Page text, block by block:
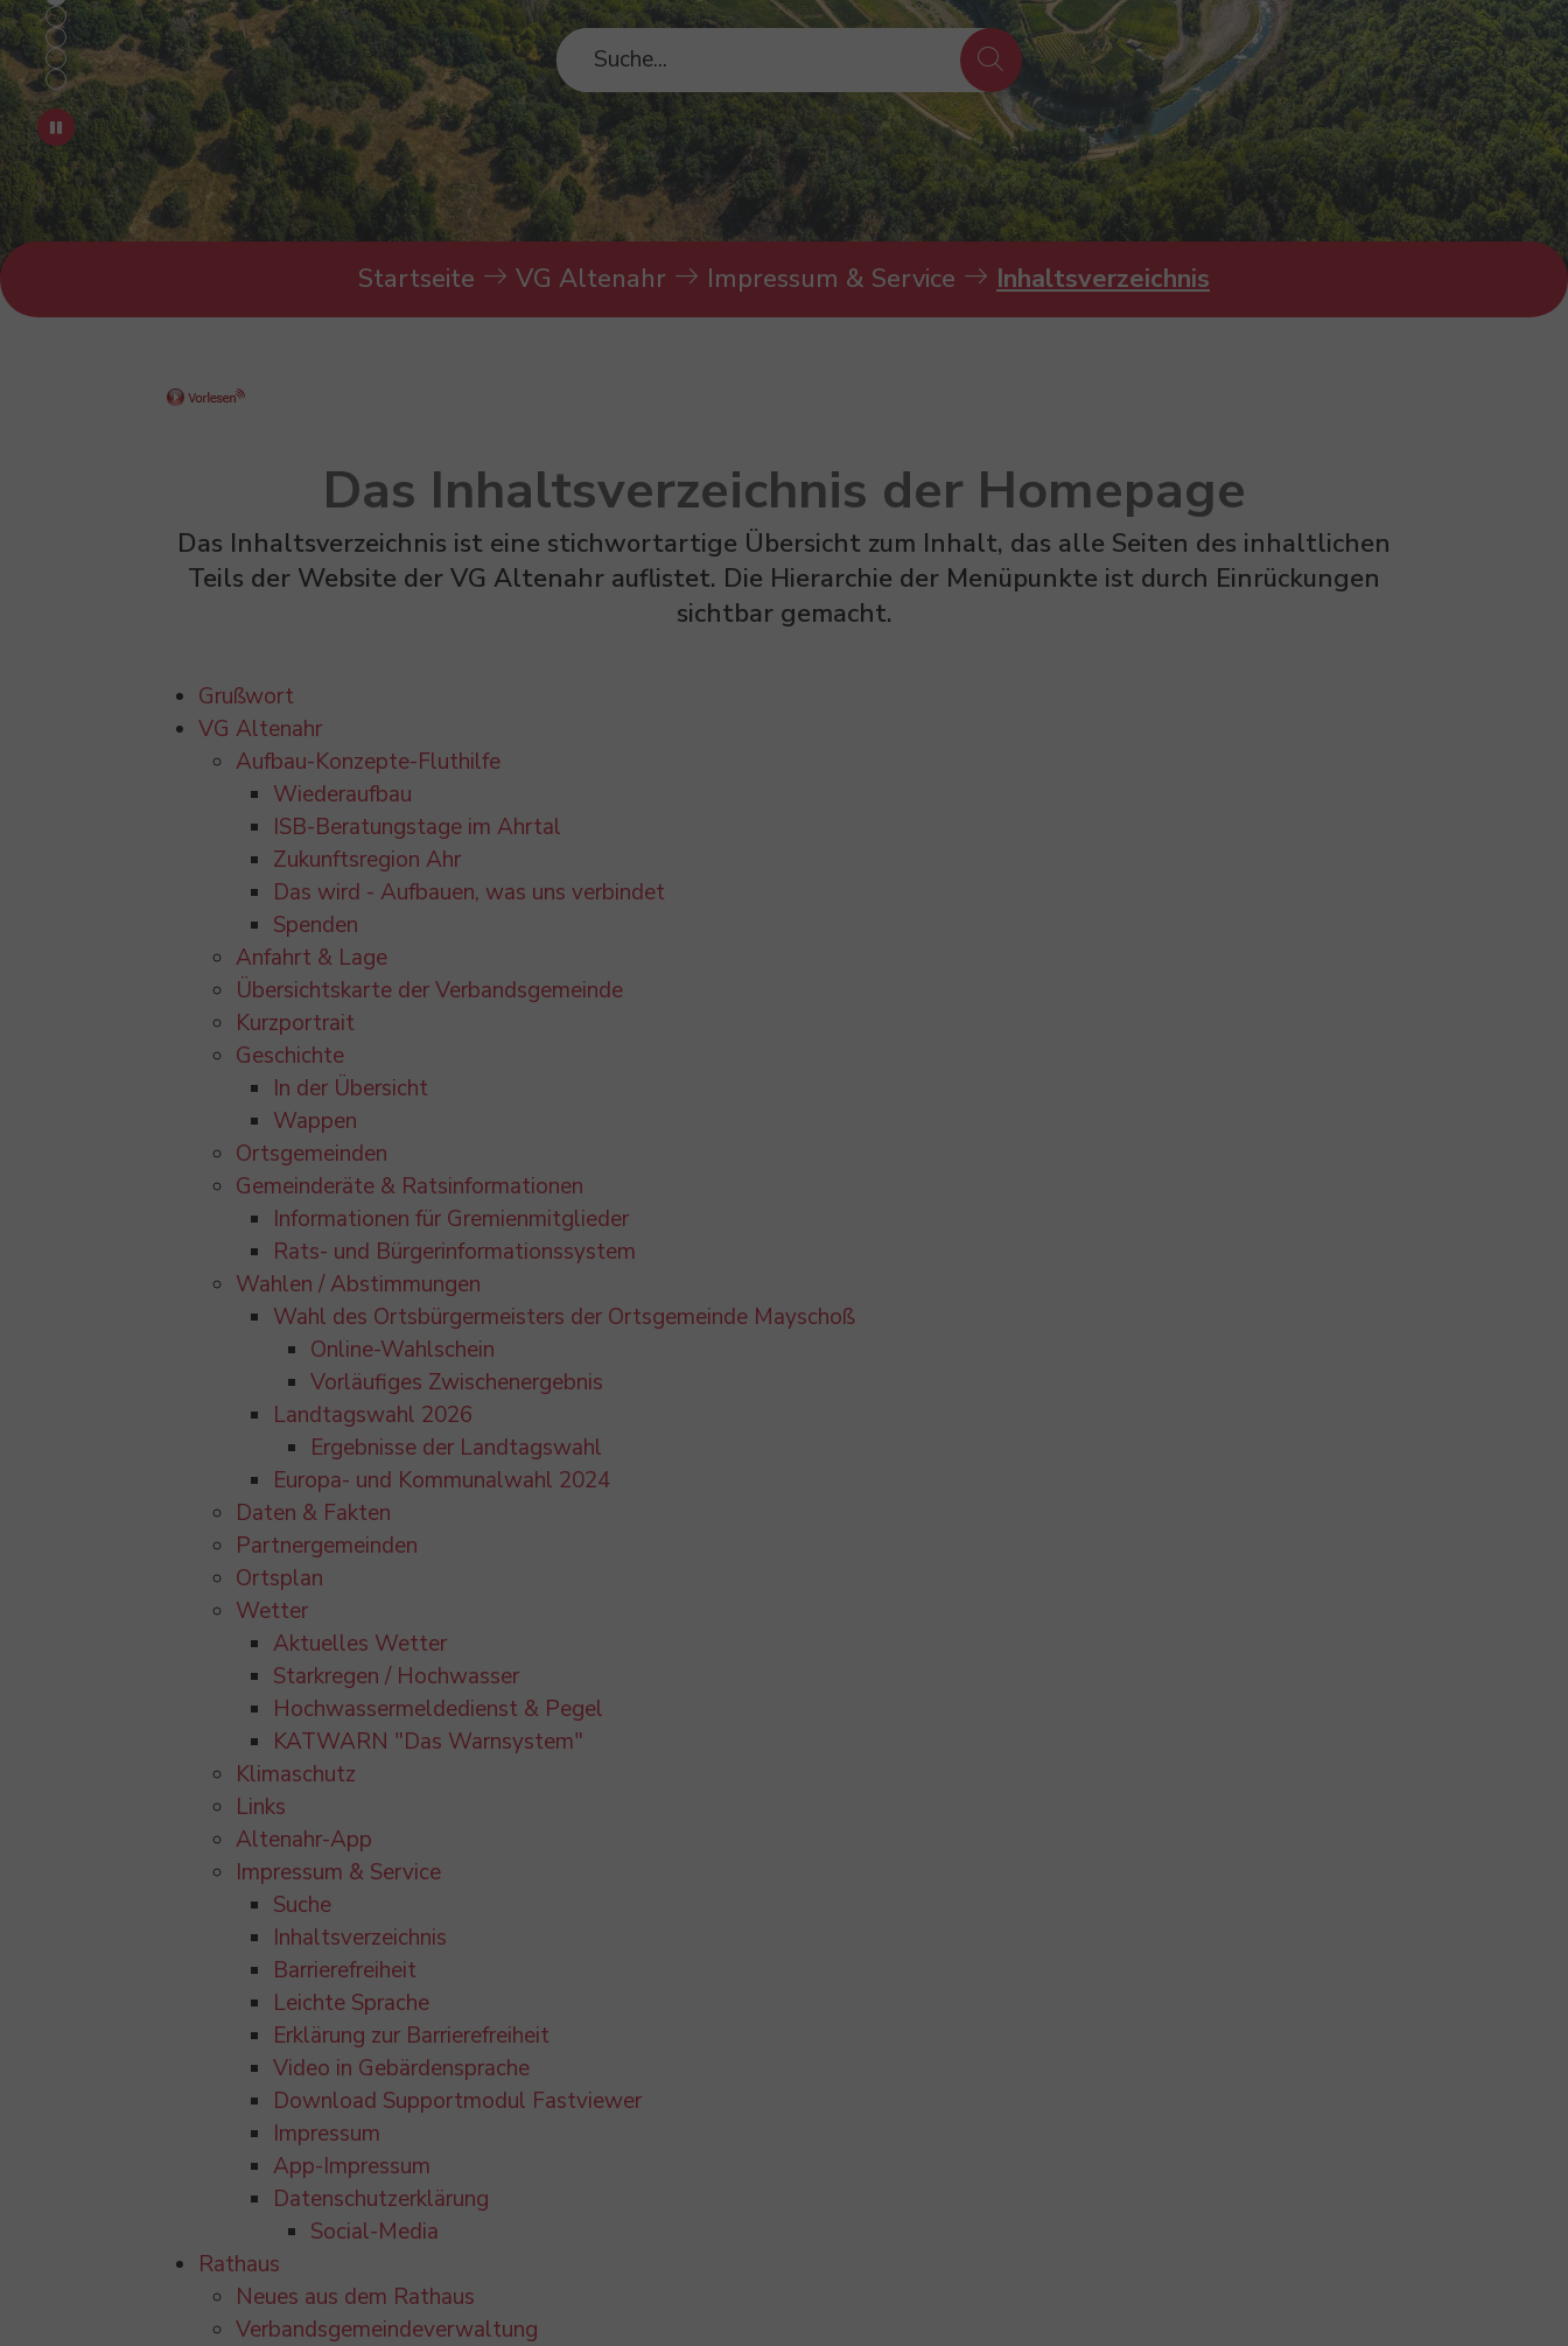
Startseite VG Altenahr Impressum & Service Inhaltsverzeichnis
Das Inhaltsverzeichnis der Homepage
Das Inhaltsverzeichnis ist eine stichwortartige Übersicht zum Inhalt, das alle Seiten des inhaltlichen
Teils der Website der VG Altenahr auflistet. Die Hierarchie der Menüpunkte ist durch Einrückungen
sichtbar gemacht.
Grußwort
VG Altenahr
Aufbau-Konzepte-Fluthilfe
Wiederaufbau
ISB-Beratungstage im Ahrtal
Zukunftsregion Ahr
Das wird - Aufbauen, was uns verbindet
Spenden
Anfahrt & Lage
Übersichtskarte der Verbandsgemeinde
Kurzportrait
Geschichte
In der Übersicht
Wappen
Ortsgemeinden
Gemeinderäte & Ratsinformationen
Informationen für Gremienmitglieder
Rats- und Bürgerinformationssystem
Wahlen / Abstimmungen
Wahl des Ortsbürgermeisters der Ortsgemeinde Mayschoß
Online-Wahlschein
Vorläufiges Zwischenergebnis
Landtagswahl 2026
Ergebnisse der Landtagswahl
Europa- und Kommunalwahl 2024
Daten & Fakten
Partnergemeinden
Ortsplan
Wetter
Aktuelles Wetter
Starkregen / Hochwasser
Hochwassermeldedienst & Pegel
KATWARN "Das Warnsystem"
Klimaschutz
Links
Altenahr-App
Impressum & Service
Suche
Inhaltsverzeichnis
Barrierefreiheit
Leichte Sprache
Erklärung zur Barrierefreiheit
Video in Gebärdensprache
Download Supportmodul Fastviewer
Impressum
App-Impressum
Datenschutzerklärung
Social-Media
Rathaus
Neues aus dem Rathaus
Verbandsgemeindeverwaltung